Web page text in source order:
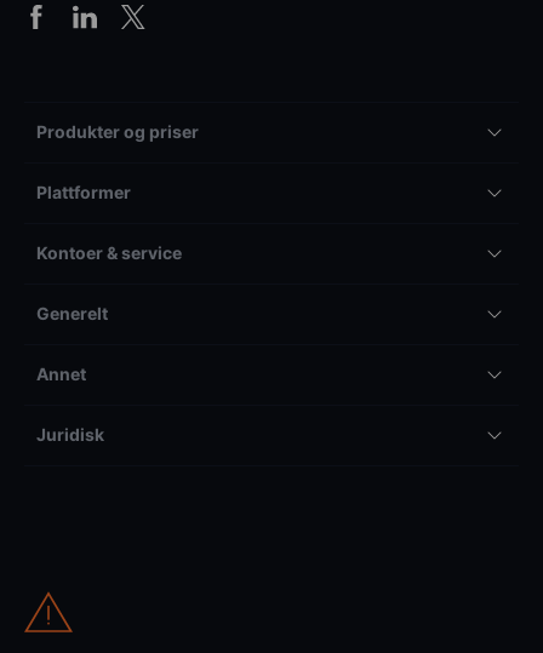
Produkter og priser
Plattformer
Kontoer & service
Generelt
Annet
Juridisk